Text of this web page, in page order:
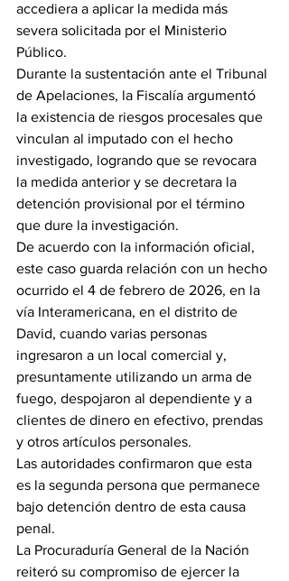
accediera a aplicar la medida más
severa solicitada por el Ministerio
Público.
Durante la sustentación ante el Tribunal
de Apelaciones, la Fiscalía argumentó
la existencia de riesgos procesales que
vinculan al imputado con el hecho
investigado, logrando que se revocara
la medida anterior y se decretara la
detención provisional por el término
que dure la investigación.
De acuerdo con la información oficial,
este caso guarda relación con un hecho
ocurrido el 4 de febrero de 2026, en la
vía Interamericana, en el distrito de
David, cuando varias personas
ingresaron a un local comercial y,
presuntamente utilizando un arma de
fuego, despojaron al dependiente y a
clientes de dinero en efectivo, prendas
y otros artículos personales.
Las autoridades confirmaron que esta
es la segunda persona que permanece
bajo detención dentro de esta causa
penal.
La Procuraduría General de la Nación
reiteró su compromiso de ejercer la